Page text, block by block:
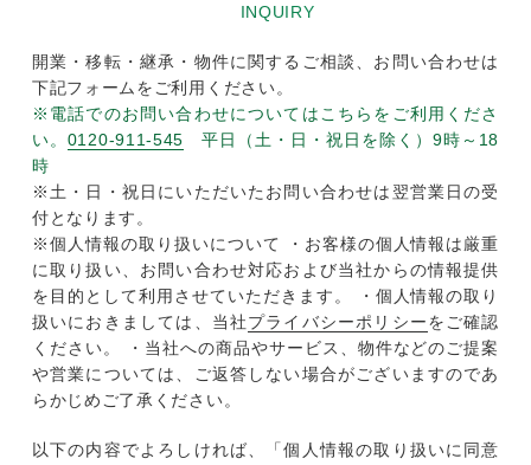
INQUIRY
開業・移転・継承・物件に関するご相談、お問い合わせは
下記フォームをご利用ください。
※電話でのお問い合わせについてはこちらをご利用くださ
い。 0120-911-545 平日（土・日・祝日を除く）9時～18
時
※土・日・祝日にいただいたお問い合わせは翌営業日の受
付となります。
※個人情報の取り扱いについて ・お客様の個人情報は厳重
に取り扱い、お問い合わせ対応および当社からの情報提供
を目的として利用させていただきます。 ・個人情報の取り
扱いにおきましては、当社プライバシーポリシーをご確認
ください。 ・当社への商品やサービス、物件などのご提案
や営業については、ご返答しない場合がございますのであ
らかじめご了承ください。
以下の内容でよろしければ、「個人情報の取り扱いに同意